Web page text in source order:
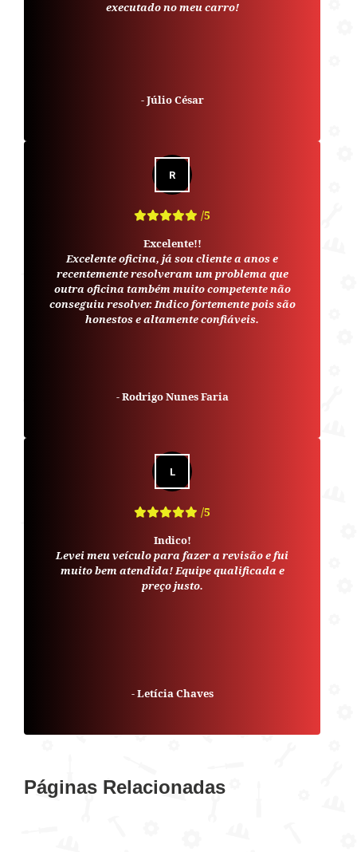
executado no meu carro!
-Júlio César
/5
Excelente!!
Excelente oficina, já sou cliente a anos e
recentemente resolveram um problema que
outra oficina também muito competente não
conseguiu resolver. Indico fortemente pois são
honestos e altamente confiáveis.
-Rodrigo Nunes Faria
/5
Indico!
Levei meu veículo para fazer a revisão e fui
muito bem atendida! Equipe qualificada e
preço justo.
-Letícia Chaves
Páginas Relacionadas